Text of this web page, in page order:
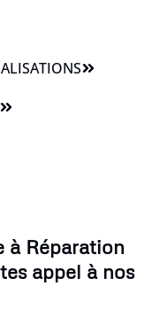
à Réparation
appel à nos